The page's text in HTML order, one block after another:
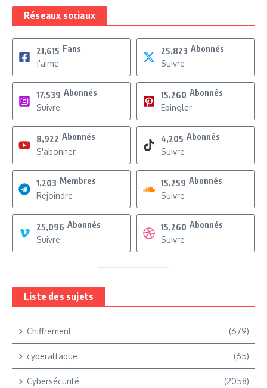
Réseaux sociaux
21,615 Fans
J'aime
25,823 Abonnés
Suivre
17,539 Abonnés
Suivre
15,260 Abonnés
Epingler
8,922 Abonnés
S'abonner
4,205 Abonnés
Suivre
1,203 Membres
Rejoindre
15,259 Abonnés
Suivre
25,096 Abonnés
Suivre
15,260 Abonnés
Suivre
Liste des sujets
Chiffrement (679)
cyberattaque (65)
Cybersécurité (2058)